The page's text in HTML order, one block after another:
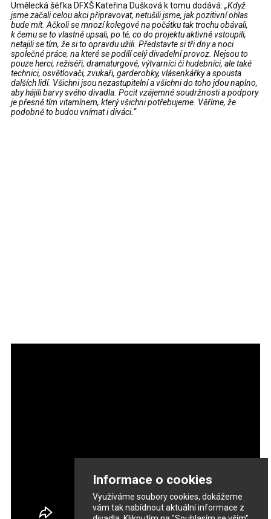
Informace o cookies
Využíváme soubory cookies, dokážeme
vám tak nabídnout aktuální informace z
Umělecká šéfka DFXŠ Kateřina Dušková k tomu dodává: „Když
jsme začali celou akci připravovat, netušili jsme, jak pozitivní ohlas
bude mít. Ačkoli se mnozí kolegové na počátku tak trochu obávali,
k čemu se to vlastně upsali, po té, co do projektu aktivně vstoupili,
netajili se tím, že si to opravdu užili. Představte si tři dny a noci
společné práce, na které se podílí celý divadelní provoz. Nejsou to
pouze herci, režiséři, dramaturgové, výtvarníci či hudebníci, ale také
technici, osvětlovači, zvukaři, garderobky, vlásenkářky a spousta
dalších lidí. Všichni jsou nezastupitelní a všichni do toho jdou naplno,
aby hájili barvy svého divadla. Pocit vzájemné soudržnosti a podpory
je přesně tím vitamínem, který všichni potřebujeme. Věříme, že
podobně to budou vnímat i diváci.“